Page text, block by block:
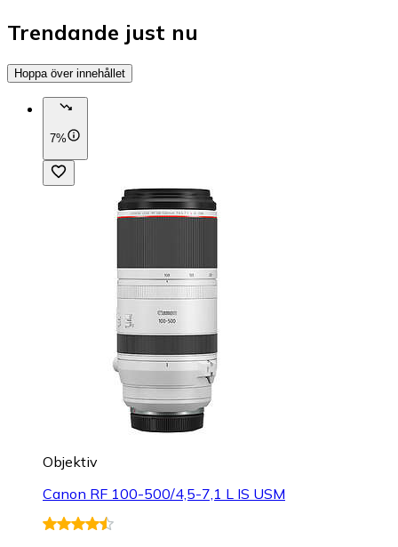
Trendande just nu
Hoppa över innehållet
7%
Objektiv
Canon RF 100-500/4,5-7,1 L IS USM